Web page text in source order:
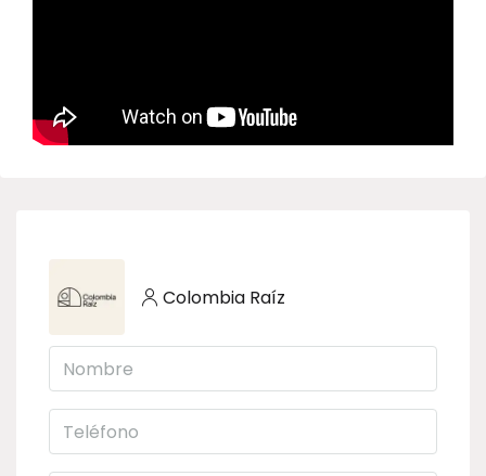
Colombia Raíz